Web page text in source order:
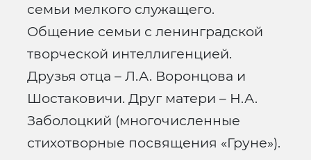
семьи мелкого служащего.
Общение семьи с ленинградской
творческой интеллигенцией.
Друзья отца – Л.А. Воронцова и
Шостаковичи. Друг матери – Н.А.
Заболоцкий (многочисленные
стихотворные посвящения «Груне»).